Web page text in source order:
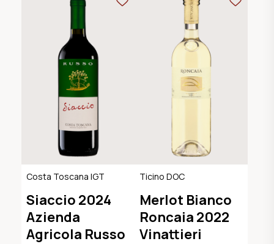
Costa Toscana IGT
Siaccio 2024
Azienda
Agricola Russo
Ticino DOC
Merlot Bianco
Roncaia 2022
Vinattieri